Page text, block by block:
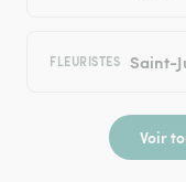
FLEURISTES Saint-
Voir